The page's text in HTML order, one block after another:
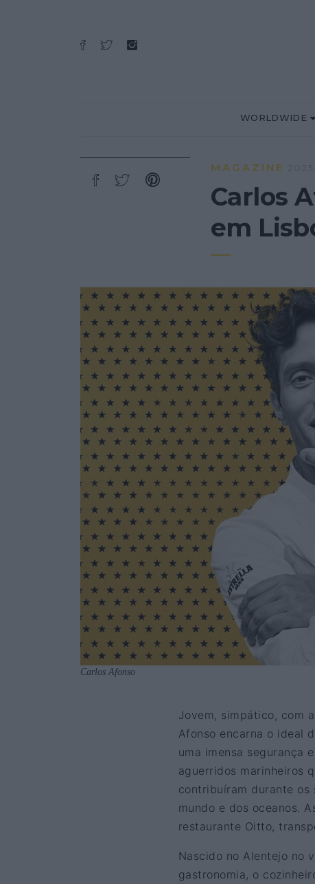
WORLDWIDE
MAGAZINE
Carlos
em
Carlos Afonso
Jovem, simpático, com
Afonso encarna o ideal
uma imensa segurança
aguerridos marinheiros
contribuíram durante os
mundo e dos oceanos.
restaurante Oitto,
Nascido no Alentejo no
gastronomia, o